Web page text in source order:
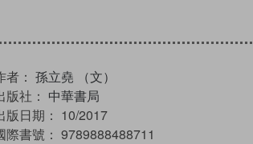
者： 孫立堯 （文）
版社： 中華書局
版日期： 10/2017
際書號： 9789888488711